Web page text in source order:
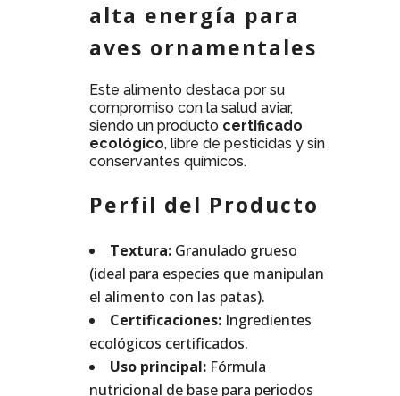
alta energía para
aves ornamentales
Este alimento destaca por su
compromiso con la salud aviar,
siendo un producto certificado
ecológico, libre de pesticidas y sin
conservantes químicos.
Perfil del Producto
Textura: Granulado grueso
(ideal para especies que manipulan
el alimento con las patas).
Certificaciones: Ingredientes
ecológicos certificados.
Uso principal: Fórmula
nutricional de base para periodos